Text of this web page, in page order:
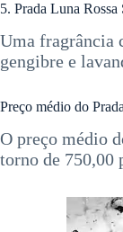
5. Prada Luna Rossa
Uma fragrância
gengibre e
Preço médio do
O preço médio
torno de 750,00